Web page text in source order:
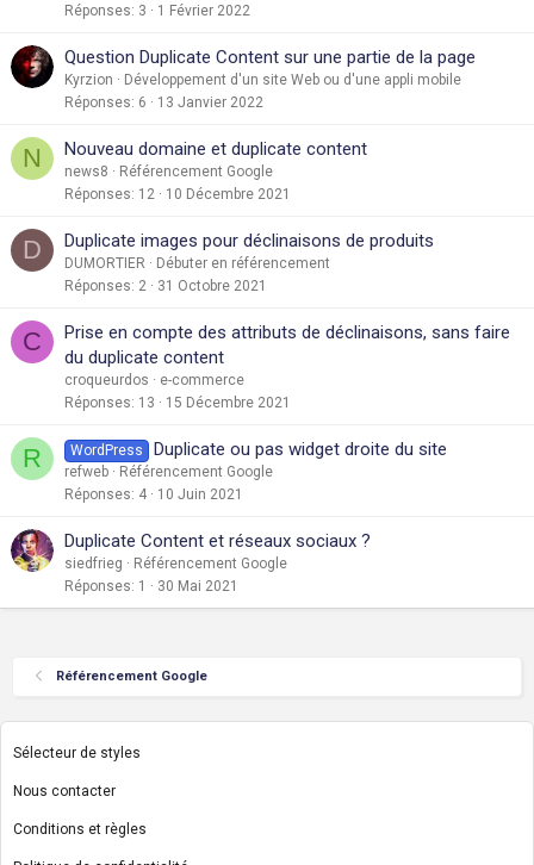
Réponses 3 1 Février 2022
Question Duplicate Content sur une partie de la page
Kyrzion
Développement d'un site Web ou d'une appli mobile
Réponses 6 13 Janvier 2022
N Nouveau domaine et duplicate content
news8
Référencement Google
Réponses 12 10 Décembre 2021
D Duplicate images pour déclinaisons de produits
DUMORTIER
Débuter en référencement
Réponses 2 31 Octobre 2021
C
Prise en compte des attributs de déclinaisons, sans faire
du duplicate content
croqueurdos
e-commerce
Réponses 13 15 Décembre 2021
R WordPress Duplicate ou pas widget droite du site
refweb
Référencement Google
Réponses 4 10 Juin 2021
Duplicate Content et réseaux sociaux ?
siedfrieg
Référencement Google
Réponses 1 30 Mai 2021
Référencement Google
Sélecteur de styles
Nous contacter
Conditions et règles